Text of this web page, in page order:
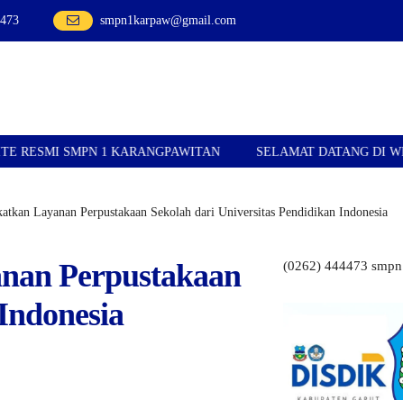
smpn1karpaw@gmail.com
SELAMAT DATANG DI WEBSITE RESMI
Layanan Perpustakaan Sekolah dari Universitas Pendidikan Indonesia
Perpustakaan
(0262) 444473